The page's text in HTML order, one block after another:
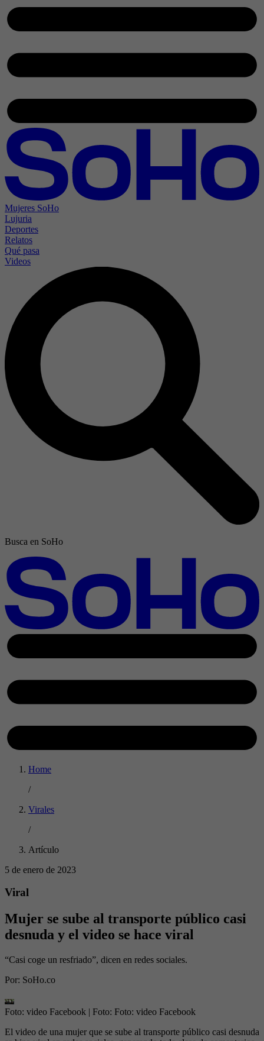
Mujeres SoHo
Lujuria
Deportes
Relatos
Qué pasa
Videos
Busca en SoHo
Home
/
Virales
/
Artículo
5 de enero de 2023
Viral
Mujer se sube al transporte público casi
desnuda y el video se hace viral
“Casi coge un resfriado”, dicen en redes sociales.
Por: SoHo.co
Foto: video Facebook | Foto: Foto: video Facebook
El video de una mujer que se sube al transporte público casi desnuda